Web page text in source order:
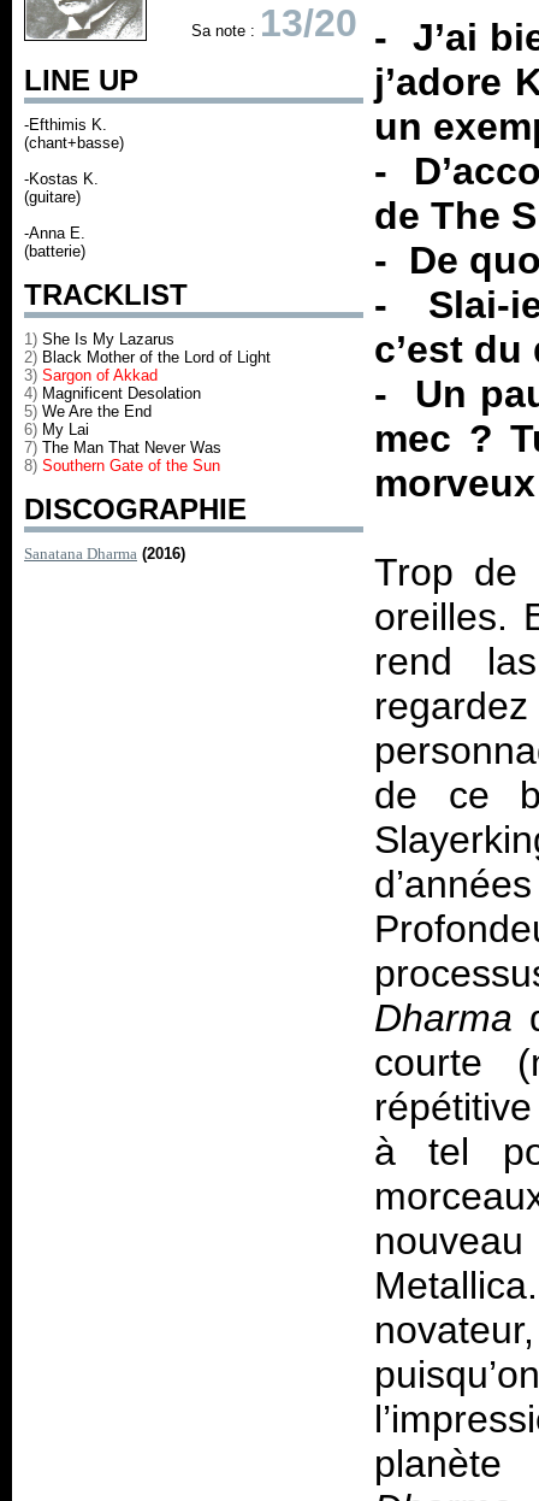
Sa note : 13/20
LINE UP
-Efthimis K.
(chant+basse)
-Kostas K.
(guitare)
-Anna E.
(batterie)
TRACKLIST
1) She Is My Lazarus
2) Black Mother of the Lord of Light
3) Sargon of Akkad
4) Magnificent Desolation
5) We Are the End
6) My Lai
7) The Man That Never Was
8) Southern Gate of the Sun
DISCOGRAPHIE
Sanatana Dharma (2016)
- J’ai
j’adore
un
-
de The
- De
- Slai-
c’est du
- Un
mec ?
Trop de
oreilles.
rend
de ce
Dharma
courte
à tel